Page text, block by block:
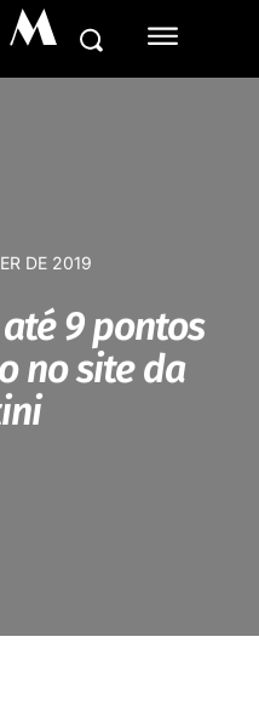
M
DE 2019
9 pontos
no site da